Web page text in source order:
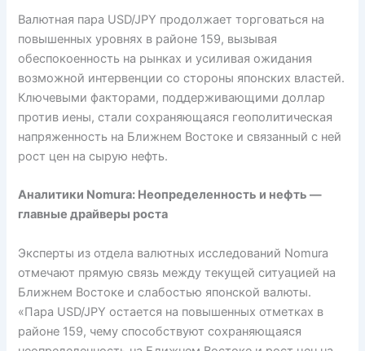
Валютная пара USD/JPY продолжает торговаться на
повышенных уровнях в районе 159, вызывая
обеспокоенность на рынках и усиливая ожидания
возможной интервенции со стороны японских властей.
Ключевыми факторами, поддерживающими доллар
против иены, стали сохраняющаяся геополитическая
напряженность на Ближнем Востоке и связанный с ней
рост цен на сырую нефть.
Аналитики Nomura: Неопределенность и нефть —
главные драйверы роста
Эксперты из отдела валютных исследований Nomura
отмечают прямую связь между текущей ситуацией на
Ближнем Востоке и слабостью японской валюты.
«Пара USD/JPY остается на повышенных отметках в
районе 159, чему способствуют сохраняющаяся